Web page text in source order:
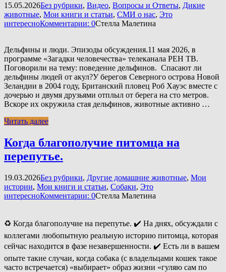
15.05.2026Без рубрики, Видео, Вопросы и Ответы, Дикие
животные, Мои книги и статьи, СМИ о нас, Это
интересноКомментарии: 0Стелла Малетина
Дельфины и люди. Эпизоды обсуждения.11 мая 2026, в
программе «Загадки человечества» телеканала РЕН ТВ.
Поговорили на тему: поведение дельфинов. Спасают ли
дельфины людей от акул?У берегов Северного острова Новой
Зеландии в 2004 году, Британский пловец Роб Хауэс вместе с
дочерью и двумя друзьями отплыл от берега на сто метров.
Вскоре их окружила стая дельфинов, животные активно …
Читать далее
Когда благополучие питомца на
перепутье.
19.03.2026Без рубрики, Другие домашние животные, Мои
истории, Мои книги и статьи, Собаки, Это
интересноКомментарии: 0Стелла Малетина
♻️ Когда благополучие на перепутье. ✔️ На днях, обсуждали с
коллегами любопытную реальную историю питомца, которая
сейчас находится в фазе незавершенности. ✔️ Есть ли в вашем
опыте такие случаи, когда собака (с владельцами кошек такое
часто встречается) «выбирает» образ жизни «гуляю сам по